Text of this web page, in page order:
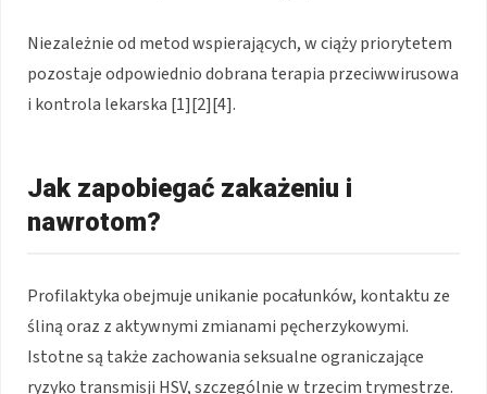
Niezależnie od metod wspierających, w ciąży priorytetem
pozostaje odpowiednio dobrana terapia przeciwwirusowa
i kontrola lekarska [1][2][4].
Jak zapobiegać zakażeniu i
nawrotom?
Profilaktyka obejmuje unikanie pocałunków, kontaktu ze
śliną oraz z aktywnymi zmianami pęcherzykowymi.
Istotne są także zachowania seksualne ograniczające
ryzyko transmisji HSV, szczególnie w trzecim trymestrze.